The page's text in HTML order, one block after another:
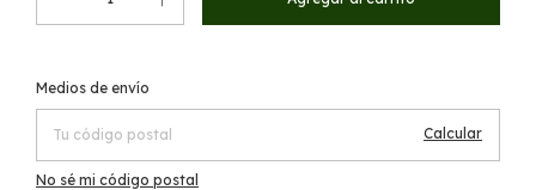
Entregas para el CP:
Medios de envío
Calcular
No sé mi código postal